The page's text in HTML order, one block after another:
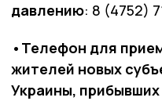
давлению: 8 (4752)
•Телефон для
жителей новых
Украины,